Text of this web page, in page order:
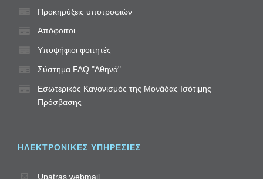
Προκηρύξεις υποτροφιών
Απόφοιτοι
Υποψήφιοι φοιτητές
Σύστημα FAQ "Αθηνά"
Εσωτερικός Κανονισμός της Μονάδας Ισότιμης
Πρόσβασης
ΗΛΕΚΤΡΟΝΙΚΈΣ ΥΠΗΡΕΣΊΕΣ
Upatras webmail